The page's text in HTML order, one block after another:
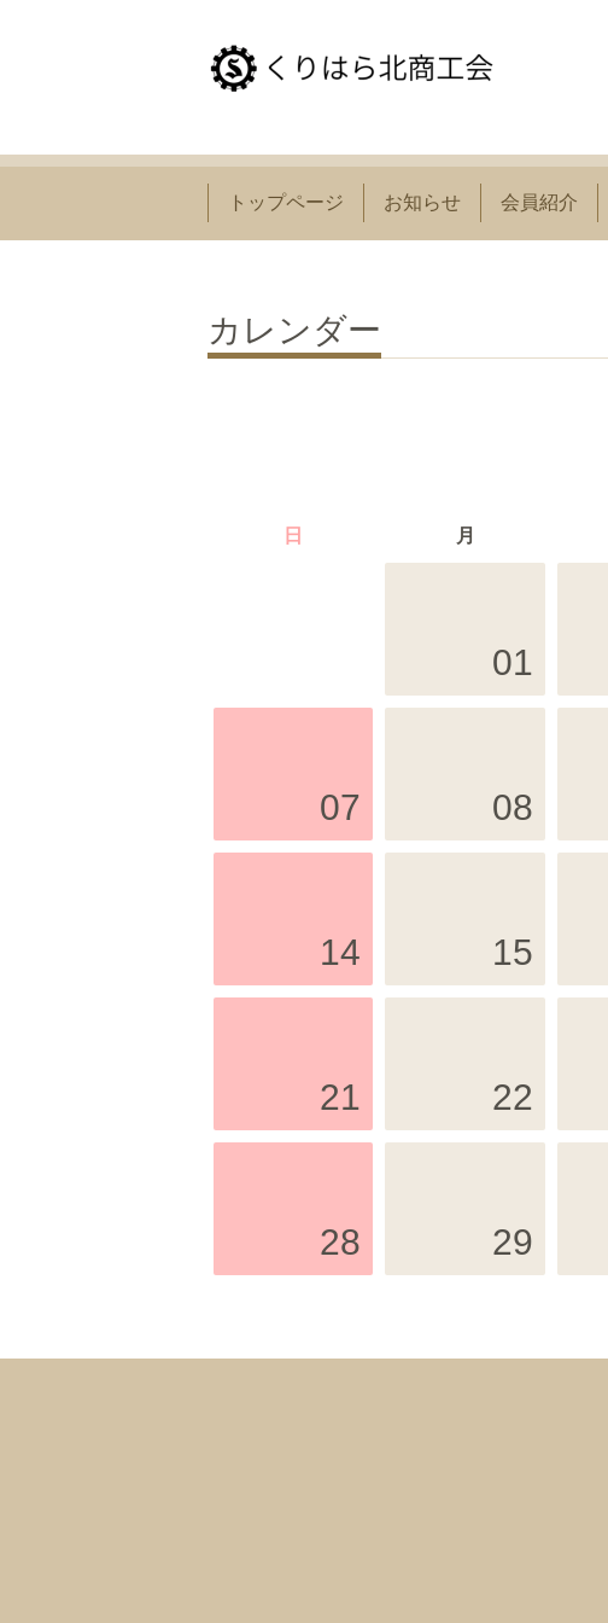
トップページ お知らせ 会員紹介
カレンダー
日 月
01
07 08
14 15
21 22
28 29